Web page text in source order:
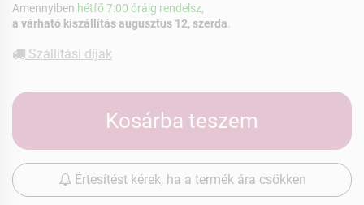
Amennyiben hétfő 7:00 óráig rendelsz,
a várható kiszállítás augusztus 12, szerda
Szállítási díjak
Kosárba teszem
Értesítést kérek, ha a termék ára csökken